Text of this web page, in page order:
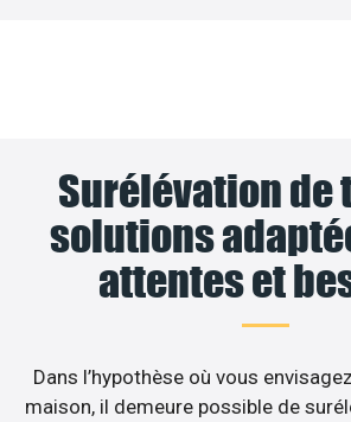
Surélévation de
solutions
attentes et
Dans l’hypothèse où vous
maison, il demeure possible de